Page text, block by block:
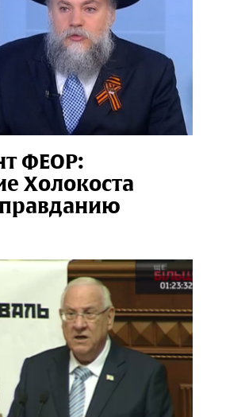
ФЕОР:
Холокоста